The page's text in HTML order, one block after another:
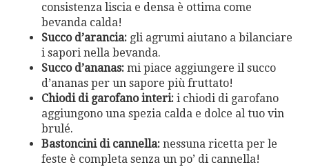
consistenza liscia e densa è ottima come
bevanda calda!
Succo d’arancia: gli agrumi aiutano a bilanciare
i sapori nella bevanda.
Succo d’ananas: mi piace aggiungere il succo
d’ananas per un sapore più fruttato!
Chiodi di garofano interi: i chiodi di garofano
aggiungono una spezia calda e dolce al tuo vin
brulé.
Bastoncini di cannella: nessuna ricetta per le
feste è completa senza un po’ di cannella!